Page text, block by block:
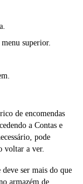
superior.
de encomendas
a Contas e
pode
voltar a ver.
ser mais do que
armazém de